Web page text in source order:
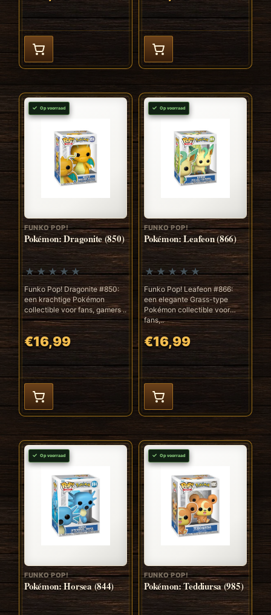
Op voorraad
FUNKO POP!
Pokémon: Dragonite (850)
Funko Pop! Dragonite #850:
een krachtige Pokémon
collectible voor fans, gamers ..
€16,99
Op voorraad
FUNKO POP!
Pokémon: Leafeon (866)
Funko Pop! Leafeon #866:
een elegante Grass-type
Pokémon collectible voor
fans,..
€16,99
Op voorraad
FUNKO POP!
Pokémon: Horsea (844)
Op voorraad
FUNKO POP!
Pokémon: Teddiursa (985)